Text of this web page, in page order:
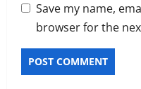
Save my name,
browser for the